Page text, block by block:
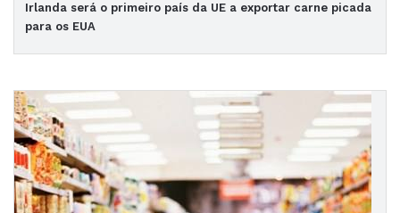
Irlanda será o primeiro país da UE a exportar carne picada
para os EUA